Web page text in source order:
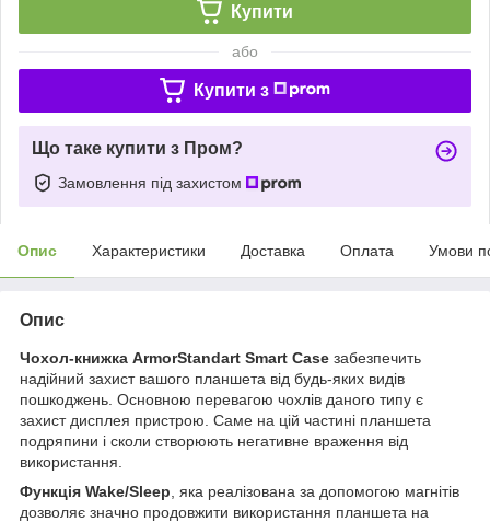
Купити
або
Купити з
Що таке купити з Пром?
Замовлення під захистом
Опис Характеристики Доставка Оплата Умови
Опис
Чохол-книжка ArmorStandart Smart Case забезпечить
надійний захист вашого планшета від будь-яких видів
пошкоджень. Основною перевагою чохлів даного типу є
захист дисплея пристрою. Саме на цій частині планшета
подряпини і сколи створюють негативне враження від
використання.
Функція Wake/Sleep , яка реалізована за допомогою магнітів
дозволяє значно продовжити використання планшета на